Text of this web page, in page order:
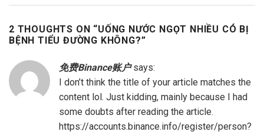
2 THOUGHTS ON “UỐNG NƯỚC NGỌT NHIỀU CÓ BỊ
BỆNH TIỂU ĐƯỜNG KHÔNG?”
免费Binance账户 says:
I don’t think the title of your article matches the
content lol. Just kidding, mainly because I had
some doubts after reading the article.
https://accounts.binance.info/register/person?